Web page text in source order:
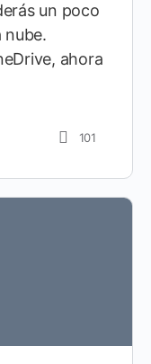
un poco
nube.
ahora
101